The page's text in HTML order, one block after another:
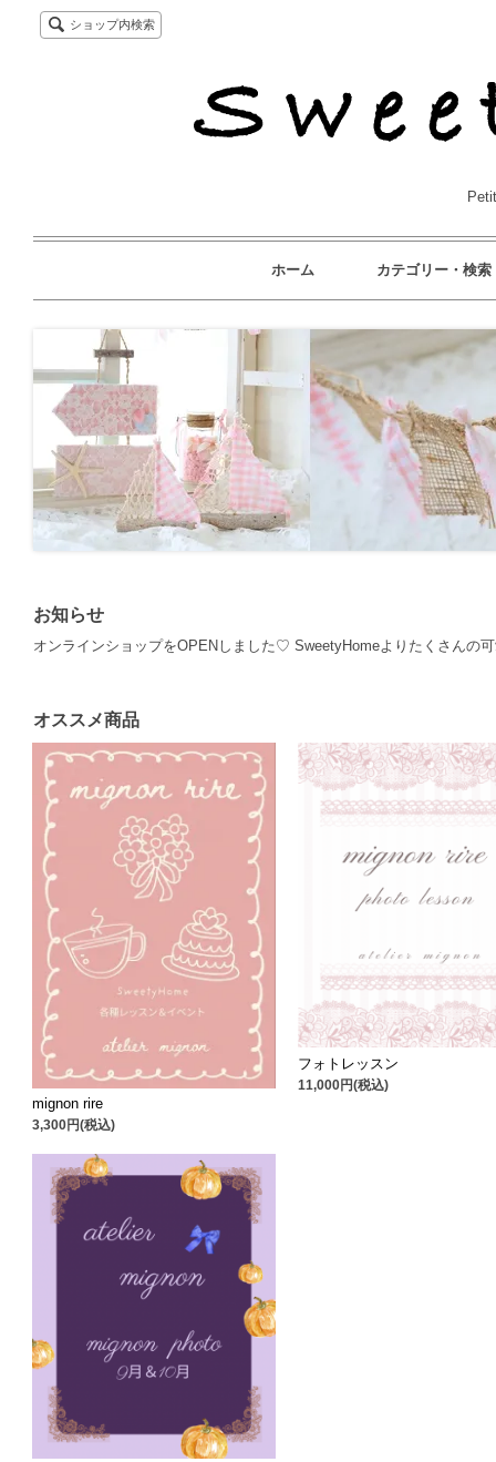
ショップ内検索
ホーム カテゴリー・検索
お知らせ
オンラインショップをOPENしました♡ SweetyHomeよりたくさんの
オススメ商品
mignon rire
3,300円(税込)
フォトレッスン
11,000円(税込)